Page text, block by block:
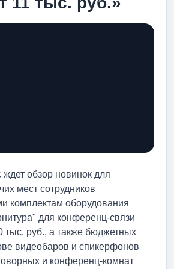
обзор новинок для
мест сотрудников
комплектам оборудования
для конференц-связи
тыс. руб., а также бюджетных
видеобаров и спикерфонов
и конференц-комнат